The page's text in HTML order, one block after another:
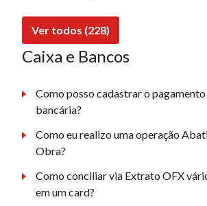
Ver todos (228)
Caixa e Bancos
Como posso cadastrar o
bancária?
Como eu realizo uma operação
Obra?
Como conciliar via Extrato OFX
em um card?